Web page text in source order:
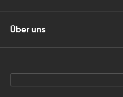
Über uns